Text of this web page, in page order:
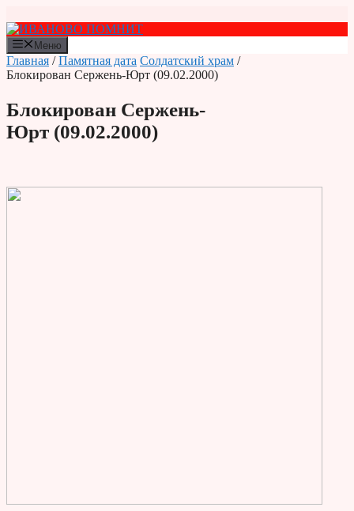
к
содержимому
Меню
Главная /Памятная дата Солдатский храм /
Блокирован Сержень-Юрт (09.02.2000)
Блокирован Сержень-
Юрт (09.02.2000)